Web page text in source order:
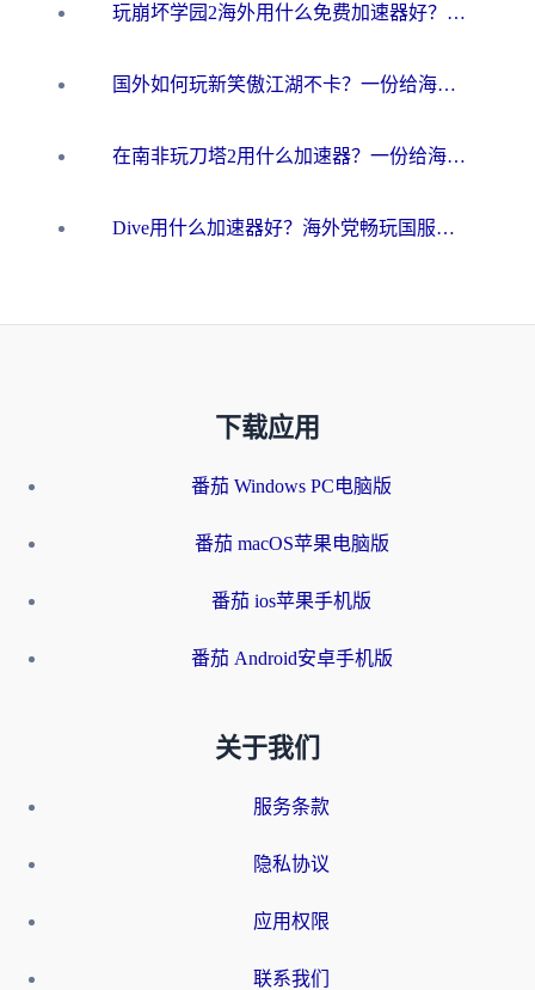
玩崩坏学园2海外用什么免费加速器好？2026海外党亲测国服游戏加速指南
国外如何玩新笑傲江湖不卡？一份给海外游子的终极网络指南
在南非玩刀塔2用什么加速器？一份给海外游子的终极生存指南
Dive用什么加速器好？海外党畅玩国服游戏的终极避坑指南
下载应用
番茄 Windows PC电脑版
番茄 macOS苹果电脑版
番茄 ios苹果手机版
番茄 Android安卓手机版
关于我们
服务条款
隐私协议
应用权限
联系我们